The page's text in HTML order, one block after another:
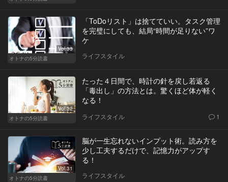
Vol.33
オトナの5分読書
「ToDoリスト」は捨てていい。タスク管理
を完璧にしても、結局“時間が足りない”ワ
ケ
ライフスタイル
Vol.32
オトナの5分読書
たった４日間で、時計の針を戻し若返る
「毒出し」の方法とは。驚くほど体が軽く
なる！
ライフスタイル 1
Vol.31
オトナの5分読書
脳が一生忘れないインプット術。読み方を
少し工夫するだけで、記憶力がアップす
る！
ライフスタイル